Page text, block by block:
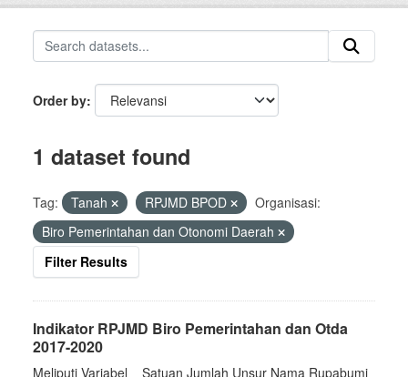
Order by
1 dataset found
Tag: Tanah RPJMD BPOD
Organisasi:
Biro Pemerintahan dan Otonomi Daerah
Filter Results
Indikator RPJMD Biro Pemerintahan dan Otda
2017-2020
Meliputi Variabel__Satuan Jumlah Unsur Nama Rupabumi